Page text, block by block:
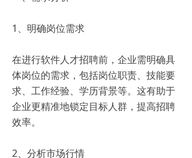
1、明确岗位需求
在进行软件人才招聘前，企业需明确具
体岗位的需求，包括岗位职责、技能要
求、工作经验、学历背景等。这有助于
企业更精准地锁定目标人群，提高招聘
效率。
2、分析市场行情